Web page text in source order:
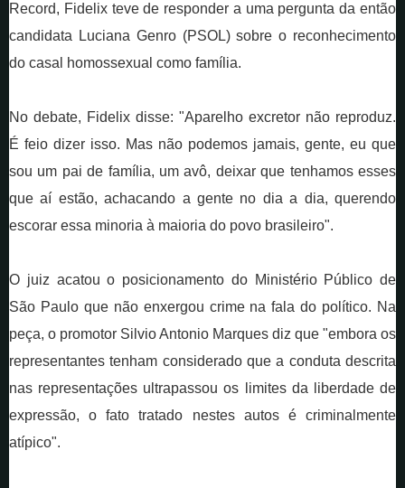
Record, Fidelix teve de responder a uma pergunta da então
candidata Luciana Genro (PSOL) sobre o reconhecimento
do casal homossexual como família.
No debate, Fidelix disse: "Aparelho excretor não reproduz.
É feio dizer isso. Mas não podemos jamais, gente, eu que
sou um pai de família, um avô, deixar que tenhamos esses
que aí estão, achacando a gente no dia a dia, querendo
escorar essa minoria à maioria do povo brasileiro".
O juiz acatou o posicionamento do Ministério Público de
São Paulo que não enxergou crime na fala do político. Na
peça, o promotor Silvio Antonio Marques diz que "embora os
representantes tenham considerado que a conduta descrita
nas representações ultrapassou os limites da liberdade de
expressão, o fato tratado nestes autos é criminalmente
atípico".